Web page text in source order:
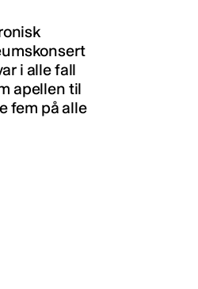
i alle fall
apellen til
fem på alle